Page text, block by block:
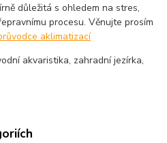
důležitá s ohledem na stres,
procesu. Věnujte prosím
aklimatizací
akvaristika, zahradní jezírka,